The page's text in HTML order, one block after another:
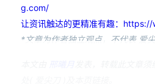
g.com/
让资讯触达的更精准有趣：
*文章为作者独立观点，不代表 爱